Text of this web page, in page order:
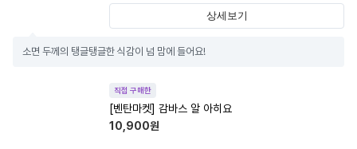
상세보기
소면 두께의 탱글탱글한 식감이 넘 맘에 들어요!
직접 구매한
[벤탄마켓] 감바스 알 아히요
10,900원